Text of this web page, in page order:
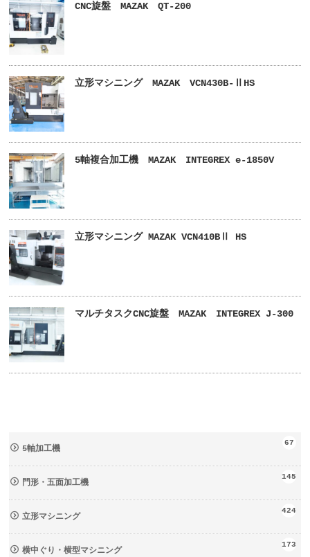
CNC旋盤 MAZAK QT-200
立形マシニング MAZAK VCN430B-ⅡHS
5軸複合加工機 MAZAK INTEGREX e-1850V
立形マシニング MAZAK VCN410BⅡ HS
マルチタスクCNC旋盤 MAZAK INTEGREX J-300
5軸加工機
67
門形・五面加工機
145
立形マシニング
424
横中ぐり・横型マシニング
173